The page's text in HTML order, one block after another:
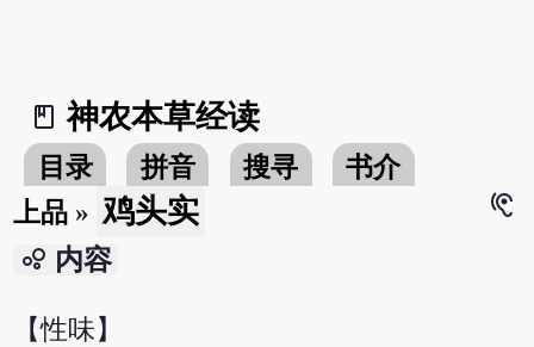
book_2
神农本草经读
目录 拼音 搜寻
书介
上品 » 鸡头实
hearing
bubble_chart 内容
【性味】